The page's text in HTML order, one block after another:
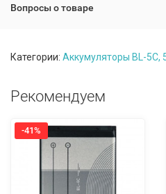
Вопросы о товаре
Категории: Аккумуляторы BL-5C,
Рекомендуем
-41%